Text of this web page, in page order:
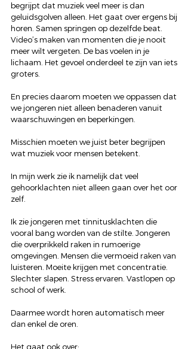
begrijpt dat muziek veel meer is dan
geluidsgolven alleen. Het gaat over ergens bij
horen. Samen springen op dezelfde beat.
Video’s maken van momenten die je nooit
meer wilt vergeten. De bas voelen in je
lichaam. Het gevoel onderdeel te zijn van iets
groters.
En precies daarom moeten we oppassen dat
we jongeren niet alleen benaderen vanuit
waarschuwingen en beperkingen.
Misschien moeten we juist beter begrijpen
wat muziek voor mensen betekent.
In mijn werk zie ik namelijk dat veel
gehoorklachten niet alleen gaan over het oor
zelf.
Ik zie jongeren met tinnitusklachten die
vooral bang worden van de stilte. Jongeren
die overprikkeld raken in rumoerige
omgevingen. Mensen die vermoeid raken van
luisteren. Moeite krijgen met concentratie.
Slechter slapen. Stress ervaren. Vastlopen op
school of werk.
Daarmee wordt horen automatisch meer
dan enkel de oren.
Het gaat ook over: